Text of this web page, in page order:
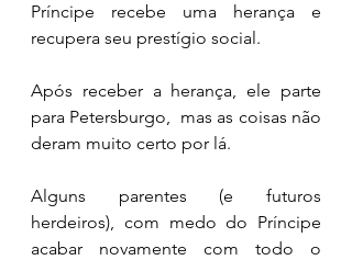
Príncipe recebe uma herança e
recupera seu prestígio social.
Após receber a herança, ele parte
para Petersburgo,  mas as coisas não
deram muito certo por lá.
Alguns parentes (e futuros
herdeiros), com medo do Príncipe
acabar novamente com todo o